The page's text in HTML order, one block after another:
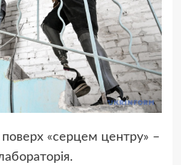
поверх «серцем центру» –